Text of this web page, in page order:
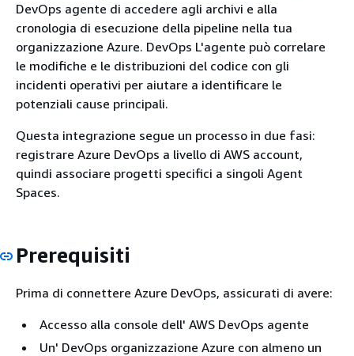
DevOps agente di accedere agli archivi e alla
cronologia di esecuzione della pipeline nella tua
organizzazione Azure. DevOps L'agente può correlare
le modifiche e le distribuzioni del codice con gli
incidenti operativi per aiutare a identificare le
potenziali cause principali.
Questa integrazione segue un processo in due fasi:
registrare Azure DevOps a livello di AWS account,
quindi associare progetti specifici a singoli Agent
Spaces.
Prerequisiti
Prima di connettere Azure DevOps, assicurati di avere:
Accesso alla console dell' AWS DevOps agente
Un' DevOps organizzazione Azure con almeno un